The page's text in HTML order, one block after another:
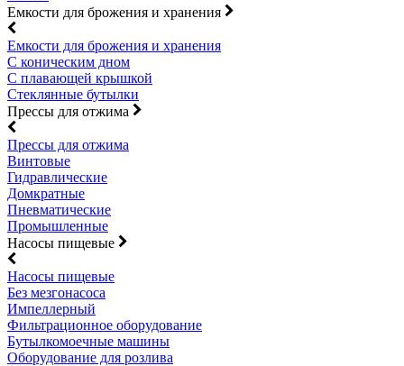
Емкости для брожения и хранения
Емкости для брожения и хранения
С коническим дном
С плавающей крышкой
Стеклянные бутылки
Прессы для отжима
Прессы для отжима
Винтовые
Гидравлические
Домкратные
Пневматические
Промышленные
Насосы пищевые
Насосы пищевые
Без мезгонасоса
Импеллерный
Фильтрационное оборудование
Бутылкомоечные машины
Оборудование для розлива